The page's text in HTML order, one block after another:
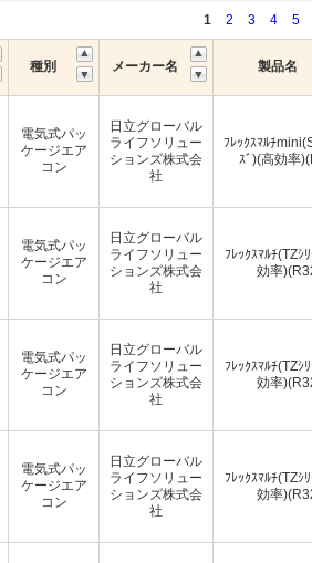
1
2 3 4 5
種別 メーカー名 製品名
電気式パッ
ケージエア
コン
日立グローバル
ライフソリュー
ションズ株式会
社
ﾌﾚｯｸｽﾏﾙﾁ
ｽﾞ)(高効率
電気式パッ
ケージエア
コン
日立グローバル
ライフソリュー
ションズ株式会
社
ﾌﾚｯｸｽﾏﾙﾁ(TZｼ
効率
電気式パッ
ケージエア
コン
日立グローバル
ライフソリュー
ションズ株式会
社
ﾌﾚｯｸｽﾏﾙﾁ(TZｼ
効率
電気式パッ
ケージエア
コン
日立グローバル
ライフソリュー
ションズ株式会
社
ﾌﾚｯｸｽﾏﾙﾁ(TZｼ
効率